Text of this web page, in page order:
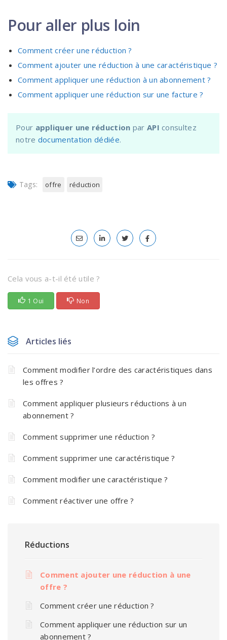
Pour aller plus loin
Comment créer une réduction ?
Comment ajouter une réduction à une caractéristique ?
Comment appliquer une réduction à un abonnement ?
Comment appliquer une réduction sur une facture ?
Pour appliquer une réduction par API consultez
notre documentation dédiée.
Tags: offre réduction
Cela vous a-t-il été utile ?
1 Oui Non
Articles liés
Comment modifier l’ordre des caractéristiques dans
les offres ?
Comment appliquer plusieurs réductions à un
abonnement ?
Comment supprimer une réduction ?
Comment supprimer une caractéristique ?
Comment modifier une caractéristique ?
Comment réactiver une offre ?
Réductions
Comment ajouter une réduction à une
offre ?
Comment créer une réduction ?
Comment appliquer une réduction sur un
abonnement ?